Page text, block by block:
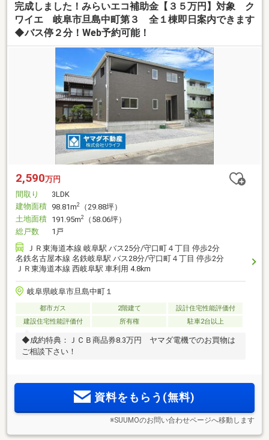
完成しました！みらいエコ補助金【３５万円】対象 ク
ワイエ 岐阜市旦島中町第３ 全１棟即日案内できます
◆バス停２分！Web予約可能！
2,590万円
間取り
3LDK
建物面積 98.81m2
（29.88坪）
土地面積 191.95m2
（58.06坪）
総戸数
1戸
ＪＲ東海道本線 岐阜駅 バス25分/守口町４丁目 停歩2分
名鉄名古屋本線 名鉄岐阜駅 バス28分/守口町４丁目 停歩2分
ＪＲ東海道本線 西岐阜駅 車利用 4.8km
岐阜県岐阜市旦島中町１
都市ガス 2階建て
設計住宅性能評価付
建設住宅性能評価付
所有権 駐車2台以上
◆成約特典：ＪＣＢ商品券8.3万円 ヤマダ電機でのお買物は
ご相談下さい！
資料をもらう(無料)
※SUUMOのお問い合わせページへ移動します